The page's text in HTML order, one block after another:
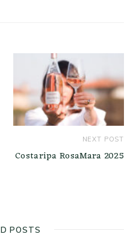
NEXT POST
Costaripa RosaMara 2025
POSTS